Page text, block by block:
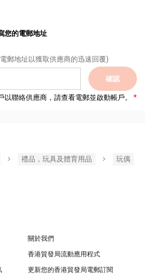
您的電郵地址
郵地址以獲取供應商的迅速回覆)
確認
聯絡供應商，請查看電郵並啟動帳戶。
禮品，玩具及體育用品 玩偶
關於我們
香港貿發局流動應用程式
更新您的香港貿發局電郵訂閱